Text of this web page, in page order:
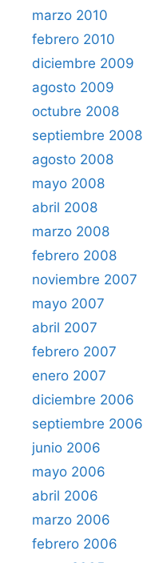
marzo 2010
febrero 2010
diciembre 2009
agosto 2009
octubre 2008
septiembre 2008
agosto 2008
mayo 2008
abril 2008
marzo 2008
febrero 2008
noviembre 2007
mayo 2007
abril 2007
febrero 2007
enero 2007
diciembre 2006
septiembre 2006
junio 2006
mayo 2006
abril 2006
marzo 2006
febrero 2006